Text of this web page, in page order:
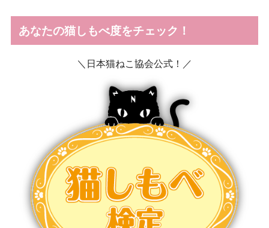
あなたの猫しもべ度をチェック！
＼日本猫ねこ協会公式！／